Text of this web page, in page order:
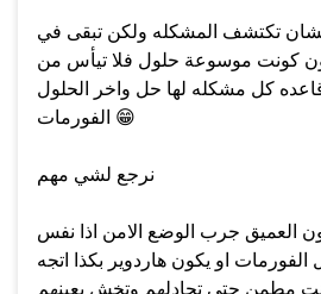
تكتشف المشكله ولكن تبقى في
كونت موسوعة حلول فلا تيأس من
كل مشكله لها حل واخر الحلول
😁
نرجع لشي مهم
العميق جرب الوضع الامن اذا نفس
او يكون هاردوير بكذا اتجه